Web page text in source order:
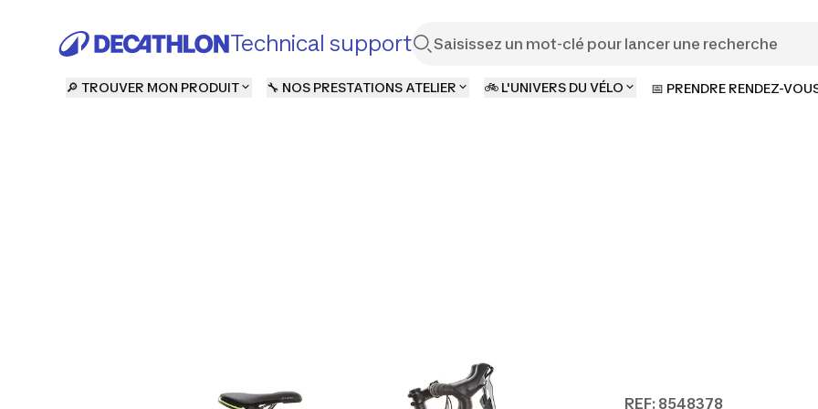
Technical support
🔎 TROUVER MON PRODUIT 🔧 NOS PRESTATIONS ATELIER 🚲 L'UNIVERS DU VÉLO 📅 PRENDRE RENDEZ-
REF: 8548378